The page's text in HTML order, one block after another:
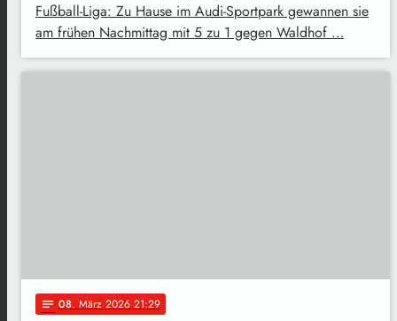
Fußball-Liga: Zu Hause im Audi-Sportpark gewannen sie
am frühen Nachmittag mit 5 zu 1 gegen Waldhof …
notes 08. März 2026 21:29